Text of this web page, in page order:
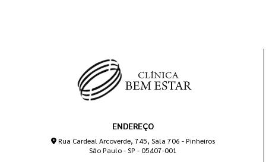
ENDEREÇO
Rua Cardeal Arcoverde, 745, Sala 706 - Pinheiros
São Paulo - SP - 05407-001